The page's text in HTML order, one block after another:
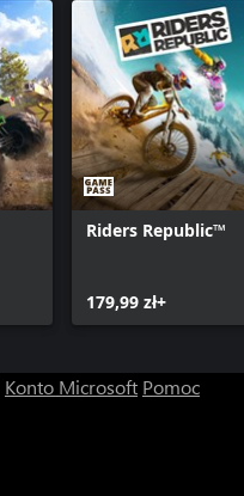
Riders Republic™
179,99 zł+
Konto Microsoft Pomoc